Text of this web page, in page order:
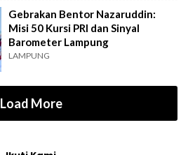
Gebrakan Bentor Nazaruddin:
Misi 50 Kursi PRI dan Sinyal
Barometer Lampung
LAMPUNG
Load More